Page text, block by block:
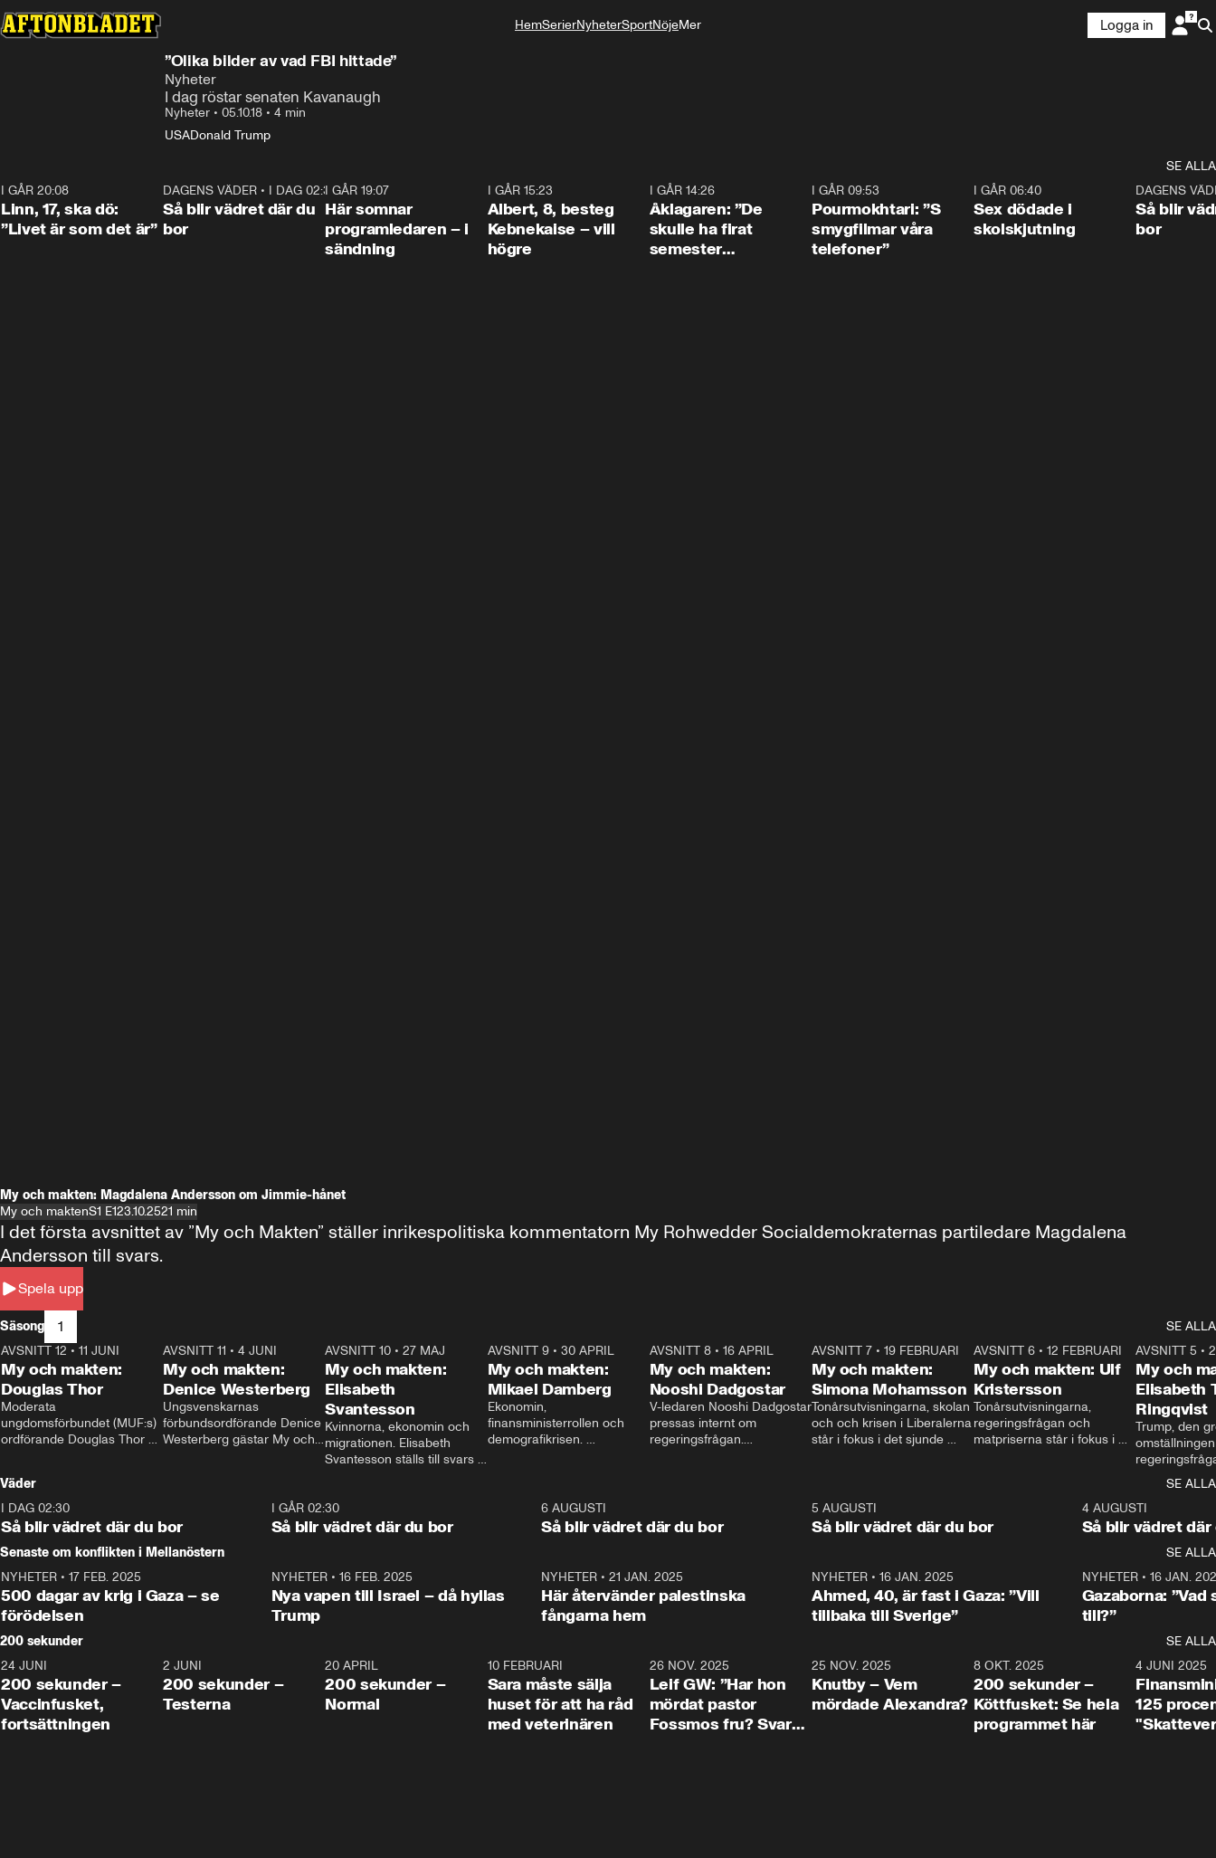
HemSerierNyheterSportNöjeMer
Logga in
”Olika bilder av vad FBI hittade”
Nyheter
I dag röstar senaten Kavanaugh
Nyheter • 05.10.18 • 4 min
USADonald Trump
SE ALLA
I GÅR 20:08
Linn, 17, ska dö:
”Livet är som det är”
1:06
DAGENS VÄDER • I DAG 02:30
Så blir vädret där du
bor
I GÅR 19:07
Här somnar
programledaren – i
sändning
I GÅR 15:23
Albert, 8, besteg
Kebnekaise – vill
högre
I GÅR 14:26
Åklagaren: ”De
skulle ha firat
semester
I GÅR 09:53
Pourmokhtari: ”S
smygfilmar våra
telefoner”
I GÅR 06:40
Sex dödade i
skolskjutning
DAGENS
Så blir
bor
My och makten: Magdalena Andersson om Jimmie-hånet
My och maktenS1 E123.10.2521 min
Spela upp
I det första avsnittet av ”My och Makten” ställer inrikespolitiska kommentatorn My Rohwedder Socialdemokraternas partiledare Magdalena
Andersson till svars.
Säsong 1
SE ALLA
26:27
AVSNITT 12 • 11 JUNI
My och makten:
Douglas Thor
Moderata
ungdomsförbundet (MUF:s)
ordförande Douglas Thor
tonårsutvisningarna och hur
Moderaterna ska locka
väljare till valet i höst.
23:40
AVSNITT 11 •4 JUNI
My och makten:
Denice Westerberg
Ungsvenskarnas
förbundsordförande Denice
Westerberg gästar My och
AVSNITT 10 •27 MAJ
My och makten:
Elisabeth
Svantesson
Kvinnorna, ekonomin och
migrationen. Elisabeth
Svantesson ställs till svars
AVSNITT 9• 30 APRIL
My och makten:
Mikael Damberg
Ekonomin,
finansministerrollen och
demografikrisen.
och Makten.
AVSNITT 8• 16 APRIL
My och makten:
Nooshi Dadgostar
V-ledaren Nooshi Dadgostar
pressas internt om
regeringsfrågan.
– Vi ställer upp i val. Ska vi
vara med så sitter vi förstås
24:30
AVSNITT 7• 19 FEBRUARI
My och makten:
Simona Mohamsson
Tonårsutvisningarna, skolan
och och krisen i Liberalerna
står i fokus i det sjunde
kommentator My
Rohwedder ställer
utbildnings- och
Mohamsson till svars.
27:30
AVSNITT 6 •12 FEBRUARI
My och makten: Ulf
Kristersson
Tonårsutvisningarna,
regeringsfrågan och
matpriserna står i fokus i
Rohwedder ställer
statsminister Ulf Kristersson
AVSNITT 5 •
My och
Elisabeth
Ringqvist
Trump, den
centrum i
avsnittet av
Makten”. Se
Aftonbladets
Rohwedder
Thand Ring
Väder
SE ALLA
I DAG 02:30
Så blir vädret där du bor
1:06
I GÅR 02:30
Så blir vädret där du bor
6 AUGUSTI
Så blir vädret där du bor
5 AUGUSTI
Så blir vädret där du bor
4 AUGUSTI
Så blir vädret där
Senaste om konflikten i Mellanöstern
SE ALLA
NYHETER • 17 FEB. 2025
500 dagar av krig i Gaza – se
förödelsen
NYHETER• 16 FEB. 2025
Nya vapen till Israel – då hyllas
Trump
NYHETER •21 JAN. 2025
Här återvänder palestinska
fångarna hem
NYHETER• 16 JAN. 2025
Ahmed, 40, är fast i Gaza: ”Vill
tillbaka till Sverige”
NYHETER• 16 JAN.
Gazaborna:
till?”
200 sekunder
SE ALLA
5:00
24 JUNI
200 sekunder –
Vaccinfusket,
fortsättningen
4:23
2 JUNI
200 sekunder –
Testerna
20 APRIL
200 sekunder –
Normal
10 FEBRUARI
Sara måste sälja
huset för att ha råd
med veterinären
26 NOV. 2025
Leif GW: ”Har hon
mördat pastor
Fossmos fru? Svar
31:05
25 NOV. 2025
Knutby – Vem
mördade Alexandra?
4:29
8 OKT. 2025
200 sekunder –
Köttfusket: Se hela
programmet här
4 JUNI 2025
125